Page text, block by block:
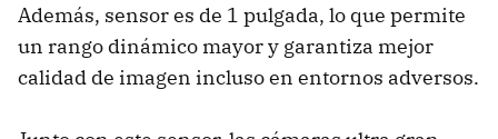
Además, sensor es de 1 pulgada, lo que permite
un rango dinámico mayor y garantiza mejor
calidad de imagen incluso en entornos adversos.